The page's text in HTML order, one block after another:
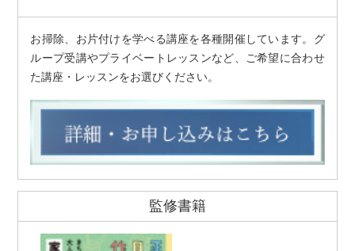
お掃除、お片付けを学べる講座を各種開催しています。グ
ループ受講やプライベートレッスンなど、ご希望に合わせ
た講座・レッスンをお選びください。
監修書籍